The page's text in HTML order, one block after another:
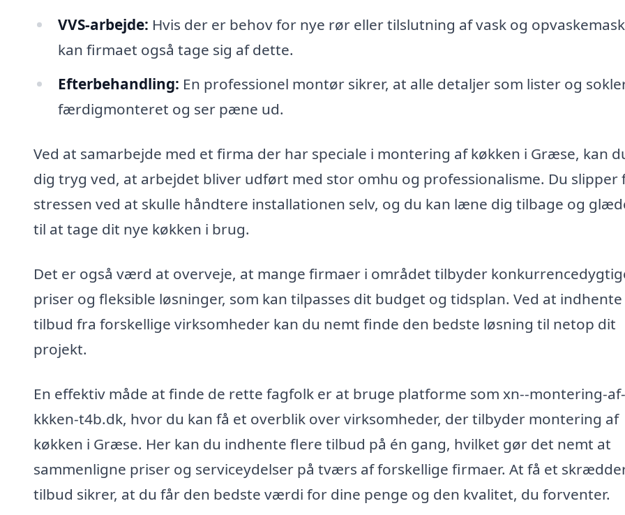
VVS-arbejde: Hvis der er behov for nye rør eller tilslutning af vask og
kan firmaet også tage sig af dette.
Efterbehandling: En professionel montør sikrer, at alle detaljer som lister og
færdigmonteret og ser pæne ud.
Ved at samarbejde med et firma der har speciale i montering af køkken i Græse, kan
dig tryg ved, at arbejdet bliver udført med stor omhu og professionalisme. Du slipper
stressen ved at skulle håndtere installationen selv, og du kan læne dig tilbage og
til at tage dit nye køkken i brug.
Det er også værd at overveje, at mange firmaer i området tilbyder
priser og fleksible løsninger, som kan tilpasses dit budget og tidsplan. Ved at indhente
tilbud fra forskellige virksomheder kan du nemt finde den bedste løsning til netop dit
projekt.
En effektiv måde at finde de rette fagfolk er at bruge platforme som xn--montering-af-
kkken-t4b.dk, hvor du kan få et overblik over virksomheder, der tilbyder montering af
køkken i Græse. Her kan du indhente flere tilbud på én gang, hvilket gør det nemt at
sammenligne priser og serviceydelser på tværs af forskellige firmaer. At få et
tilbud sikrer, at du får den bedste værdi for dine penge og den kvalitet, du forventer.